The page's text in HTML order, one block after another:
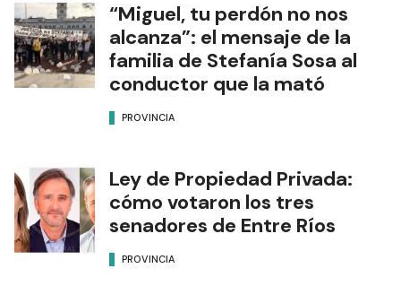
“Miguel, tu perdón no nos
alcanza”: el mensaje de la
familia de Stefanía Sosa al
conductor que la mató
PROVINCIA
Ley de Propiedad Privada:
cómo votaron los tres
senadores de Entre Ríos
PROVINCIA